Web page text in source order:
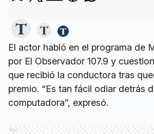
El actor habló en el programa de
por El Observador 107.9 y
que recibió la conductora tras
premio. “Es tan fácil odiar detrás
computadora”, expresó.
Ads